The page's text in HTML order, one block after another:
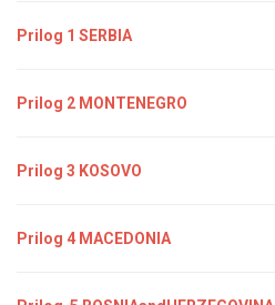
Prilog 1 SERBIA
Prilog 2 MONTENEGRO
Prilog 3 KOSOVO
Prilog 4 MACEDONIA